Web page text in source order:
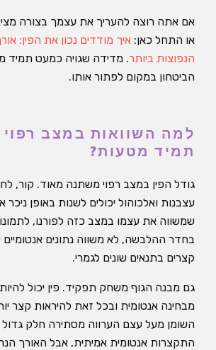
אם אתה רוצה להעריך את עצמך בצורה
או התחל כאן: איך מודדים נכון את הפין:
הנפוצות ביותר. מדידה שגויה כמעט תמיד
הביטחון במקום לפתור אותו.
למה השוואות במצב
תמיד מטעות?
גודל הפין במצב רפוי משתנה מאוד. קור,
עצבנות ואלכוהול יכולים לשנות באופן
שמשווה את עצמו במצב כזה לפורנו,
בחדר ההלבשה, לא משווה נתונים אנטומיים
קצרים בתנאים שונים לגמרי.
גם מבנה הגוף משחק תפקיד. פין יכול להיות
מבחינה אנטומית ובכל זאת להיראות קצר
השומן מעל עצם הערווה מסתירה חלק גדול
התקצרות אנטומית אמיתית, אבל האורך